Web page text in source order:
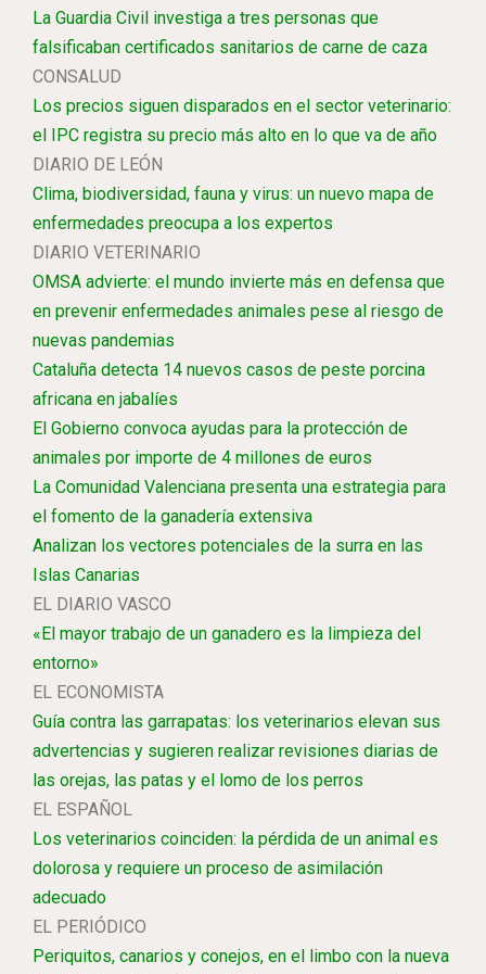
La Guardia Civil investiga a tres personas que
falsificaban certificados sanitarios de carne de caza
CONSALUD
Los precios siguen disparados en el sector veterinario:
el IPC registra su precio más alto en lo que va de año
DIARIO DE LEÓN
Clima, biodiversidad, fauna y virus: un nuevo mapa de
enfermedades preocupa a los expertos
DIARIO VETERINARIO
OMSA advierte: el mundo invierte más en defensa que
en prevenir enfermedades animales pese al riesgo de
nuevas pandemias
Cataluña detecta 14 nuevos casos de peste porcina
africana en jabalíes
El Gobierno convoca ayudas para la protección de
animales por importe de 4 millones de euros
La Comunidad Valenciana presenta una estrategia para
el fomento de la ganadería extensiva
Analizan los vectores potenciales de la surra en las
Islas Canarias
EL DIARIO VASCO
«El mayor trabajo de un ganadero es la limpieza del
entorno»
EL ECONOMISTA
Guía contra las garrapatas: los veterinarios elevan sus
advertencias y sugieren realizar revisiones diarias de
las orejas, las patas y el lomo de los perros
EL ESPAÑOL
Los veterinarios coinciden: la pérdida de un animal es
dolorosa y requiere un proceso de asimilación
adecuado
EL PERIÓDICO
Periquitos, canarios y conejos, en el limbo con la nueva